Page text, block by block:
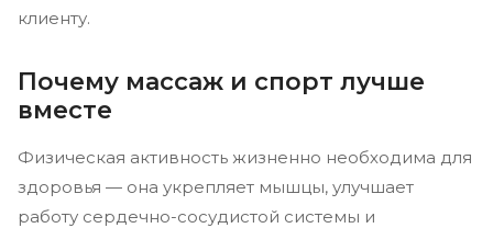
клиенту.
Почему массаж и спорт лучше
вместе
Физическая активность жизненно необходима для
здоровья — она укрепляет мышцы, улучшает
работу сердечно-сосудистой системы и